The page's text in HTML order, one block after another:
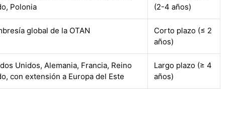
Polonia
(2-4 años)
global de la OTAN
Corto plazo (≤ 2
años)
Unidos, Alemania, Francia, Reino
con extensión a Europa del Este
Largo plazo (≥ 4
años)